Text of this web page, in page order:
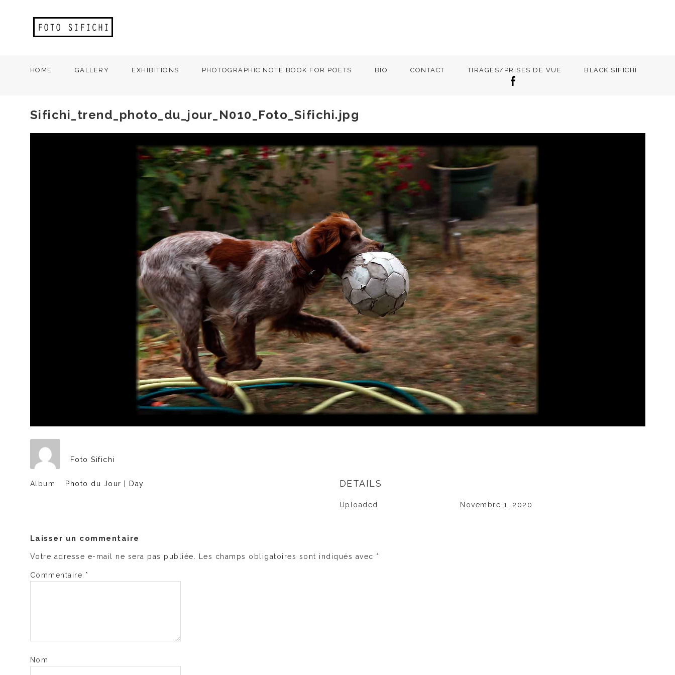
HOME GALLERY EXHIBITIONS PHOTOGRAPHIC NOTE BOOK FOR POETS BIO CONTACT TIRAGES/PRISES DE VUE BLACK SIFICHI
Sifichi_trend_photo_du_jour_N010_Foto_Sifichi.jpg
Foto Sifichi
Album: Photo du Jour | Day DETAILS
Uploaded Novembre 1, 2020
Laisser un commentaire
Votre adresse e-mail ne sera pas publiée. Les champs obligatoires sont indiqués avec *
Commentaire *
Nom